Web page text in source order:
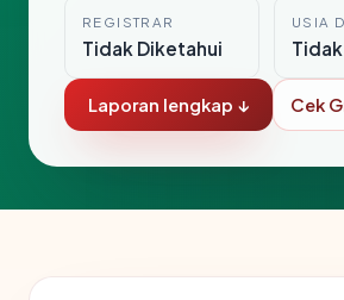
REGISTRAR
Tidak Diketahui
USIA
Laporan lengkap ↓ Cek